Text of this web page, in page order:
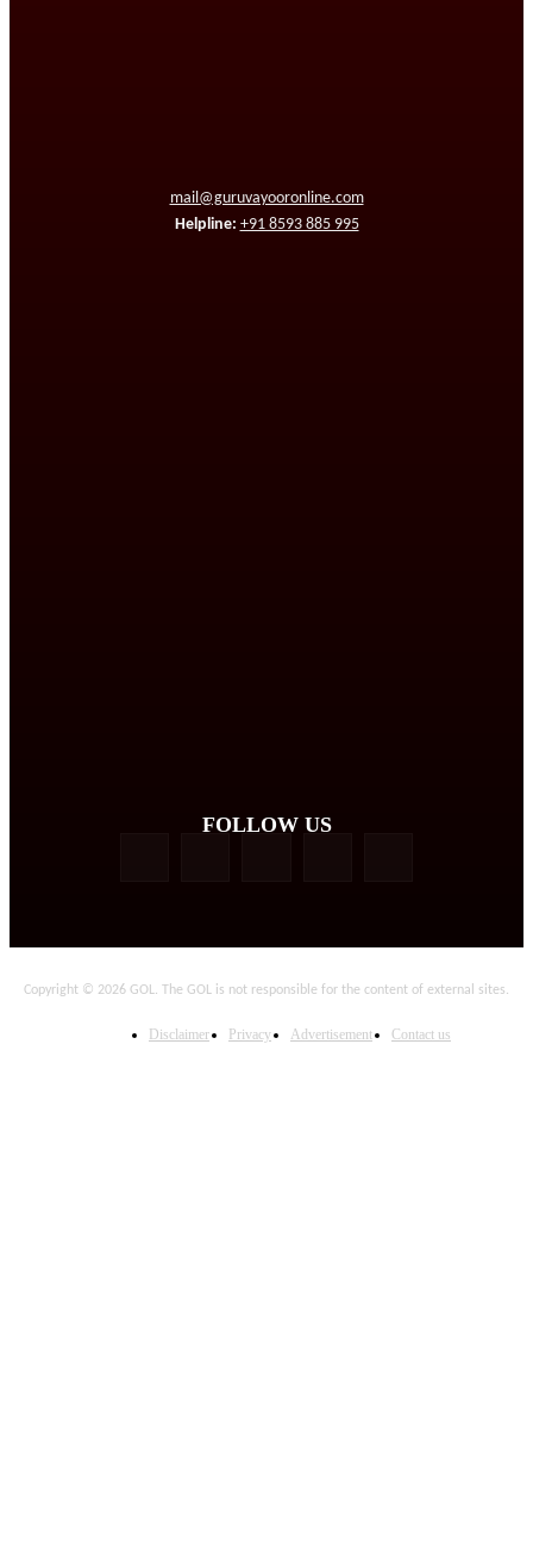
mail@guruvayooronline.com
Helpline: +91 8593 885 995
FOLLOW US
Copyright © 2026 GOL. The GOL is not responsible for the content of external sites.
Disclaimer Privacy Advertisement Contact us